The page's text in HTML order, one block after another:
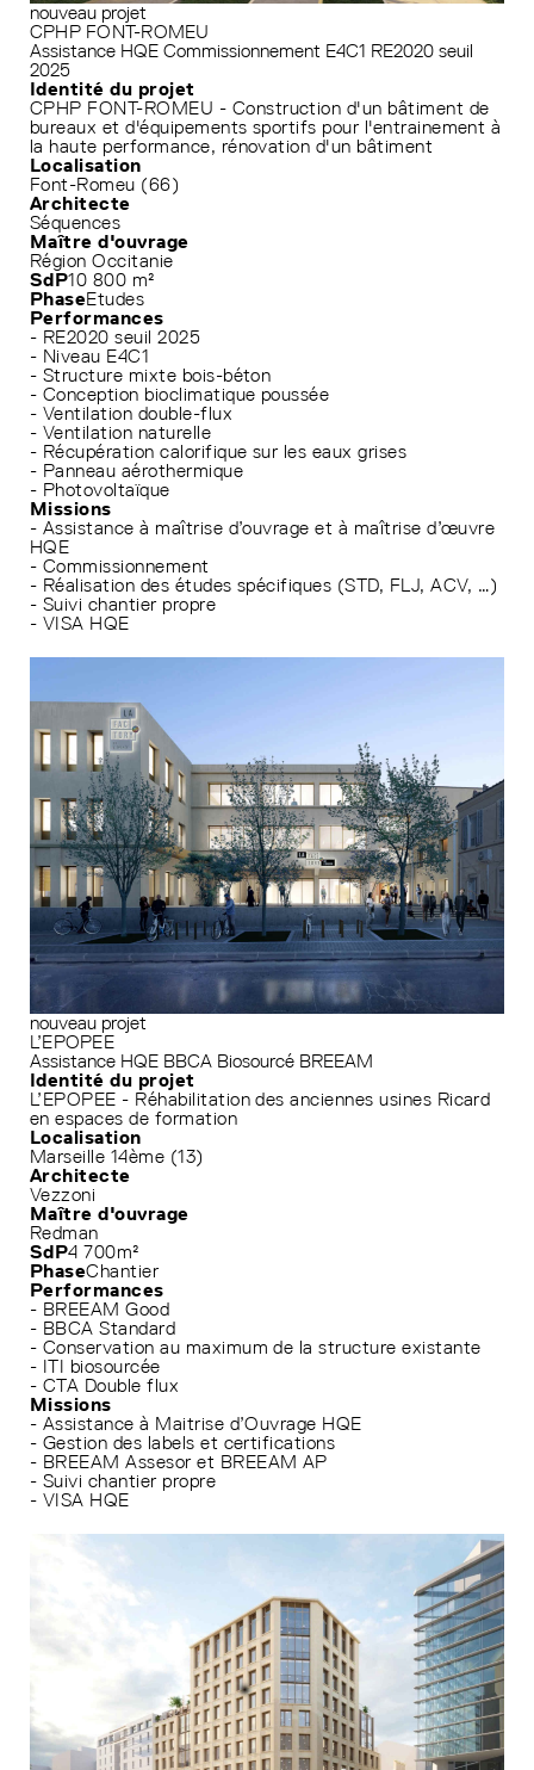
nouveau projet
CPHP FONT-ROMEU
Assistance HQE Commissionnement E4C1 RE2020 seuil
2025
Identité du projet
CPHP FONT-ROMEU - Construction d'un bâtiment de
bureaux et d'équipements sportifs pour l'entrainement à
la haute performance, rénovation d'un bâtiment
Localisation
Font-Romeu (66)
Architecte
Séquences
Maître d'ouvrage
Région Occitanie
SdP10 800 m²
PhaseEtudes
Performances
- RE2020 seuil 2025
- Niveau E4C1
- Structure mixte bois-béton
- Conception bioclimatique poussée
- Ventilation double-flux
- Ventilation naturelle
- Récupération calorifique sur les eaux grises
- Panneau aérothermique
- Photovoltaïque
Missions
- Assistance à maîtrise d’ouvrage et à maîtrise d’œuvre
HQE
- Commissionnement
- Réalisation des études spécifiques (STD, FLJ, ACV, …)
- Suivi chantier propre
- VISA HQE
nouveau projet
L’EPOPEE
Assistance HQE BBCA Biosourcé BREEAM
Identité du projet
L’EPOPEE - Réhabilitation des anciennes usines Ricard
en espaces de formation
Localisation
Marseille 14ème (13)
Architecte
Vezzoni
Maître d'ouvrage
Redman
SdP4 700m²
PhaseChantier
Performances
- BREEAM Good
- BBCA Standard
- Conservation au maximum de la structure existante
- ITI biosourcée
- CTA Double flux
Missions
- Assistance à Maitrise d’Ouvrage HQE
- Gestion des labels et certifications
- BREEAM Assesor et BREEAM AP
- Suivi chantier propre
- VISA HQE